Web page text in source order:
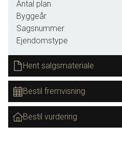
grønne fælles opholdsområder. I første
Du kan sætte dit personlige præg på
indflydelse på inventarsammensætning
• Boligareal 121-146 kvm
• Lavt energiforbrug
• Materialer i høj kvalitet
• Nøglefærdig inkl. have, terrasse, carport
• Indflytning primo 2026.
Betaling sker først ved indflytning, så
Antal plan
Byggeår
Sagsnummer
Ejendomstype
Hent salgsmateriale
Bestil fremvisning
Bestil vurdering